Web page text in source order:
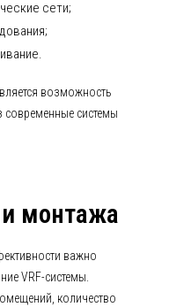
сети;
возможность
современные системы
монтажа
важно
VRF-системы.
количество